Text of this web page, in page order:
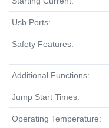
Usb Ports:
Safety Features:
Additional Functions:
Jump Start Times:
Operating Temperature: